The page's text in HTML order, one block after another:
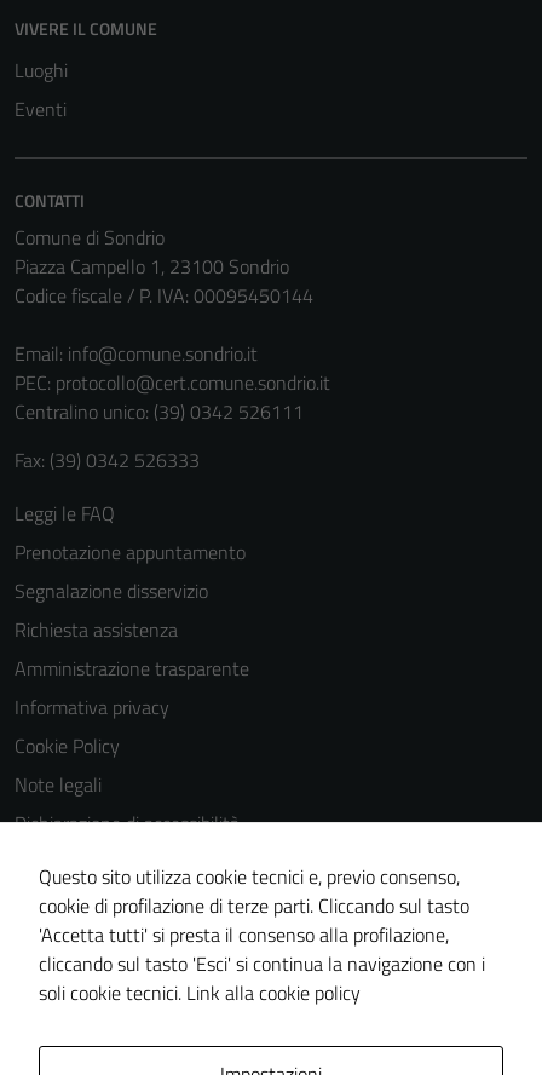
VIVERE IL COMUNE
Luoghi
Eventi
CONTATTI
Comune di Sondrio
Piazza Campello 1, 23100 Sondrio
Codice fiscale / P. IVA: 00095450144
Email: info@comune.sondrio.it
PEC: protocollo@cert.comune.sondrio.it
Centralino unico: (39) 0342 526111
Fax: (39) 0342 526333
Leggi le FAQ
Prenotazione appuntamento
Segnalazione disservizio
Richiesta assistenza
Amministrazione trasparente
Informativa privacy
Cookie Policy
Note legali
Dichiarazione di accessibilità
Dichiarazione di accessibilità Servizi
Whistleblowing
Piano di miglioramento del sito
Area riservata
Questo sito utilizza cookie tecnici e, previo consenso,
cookie di profilazione di terze parti. Cliccando sul tasto
'Accetta tutti' si presta il consenso alla profilazione,
cliccando sul tasto 'Esci' si continua la navigazione con i
soli cookie tecnici. Link alla cookie policy